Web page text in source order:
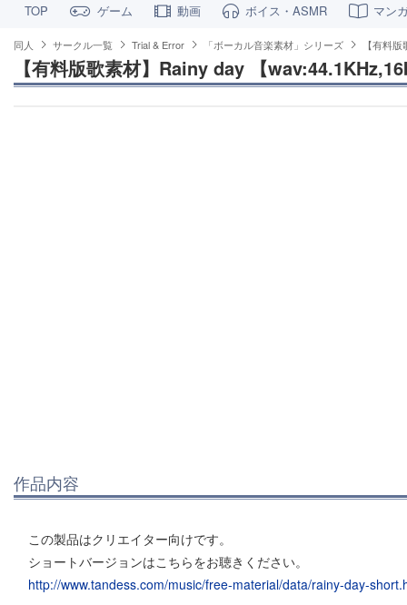
TOP ゲーム 動画 ボイス・ASMR マン
同人 サークル一覧 Trial & Error 「ボーカル音楽素材」シリーズ 【有料
【有料版歌素材】Rainy day 【
作品内容
この製品はクリエイター向けです。
ショートバージョンはこちらをお聴きください。
http://www.tandess.com/music/free-material/data/rainy-day-